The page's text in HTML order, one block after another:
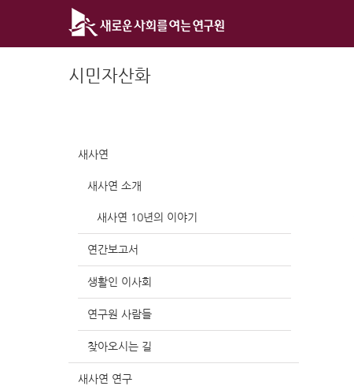
시민자산화
새사연
새사연 소개
새사연 10년의 이야기
연간보고서
생활인 이사회
연구원 사람들
찾아오시는 길
새사연 연구